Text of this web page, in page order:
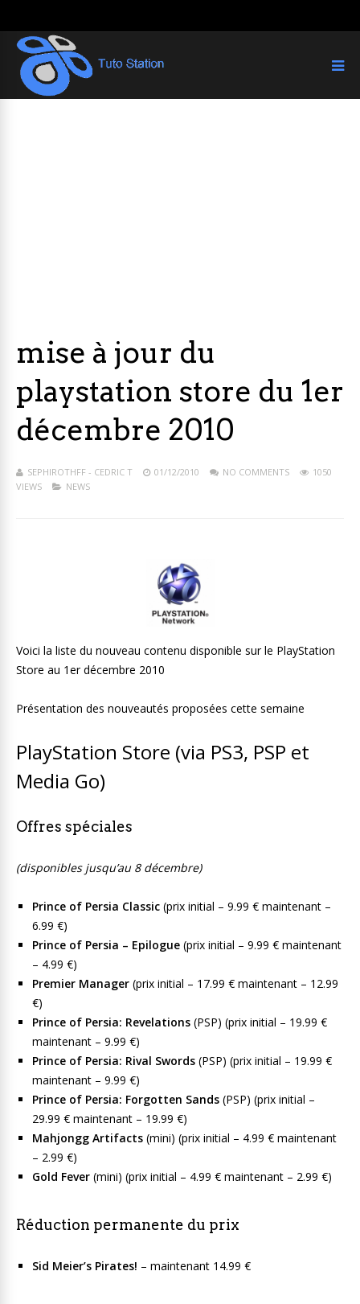
mise à jour du
playstation store du 1er
décembre 2010
SEPHIROTHFF - CEDRIC T 01/12/2010 NO COMMENTS
1050
VIEWS
NEWS
Voici la liste du nouveau contenu disponible sur le PlayStation
Store au 1er décembre 2010
Présentation des nouveautés proposées cette semaine
PlayStation Store (via PS3, PSP et
Media Go)
Offres spéciales
(disponibles jusqu’au 8 décembre)
Prince of Persia Classic (prix initial – 9.99 € maintenant –
6.99 €)
Prince of Persia – Epilogue (prix initial – 9.99 € maintenant
– 4.99 €)
Premier Manager (prix initial – 17.99 € maintenant – 12.99
€)
Prince of Persia: Revelations (PSP) (prix initial – 19.99 €
maintenant – 9.99 €)
Prince of Persia: Rival Swords (PSP) (prix initial – 19.99 €
maintenant – 9.99 €)
Prince of Persia: Forgotten Sands (PSP) (prix initial –
29.99 € maintenant – 19.99 €)
Mahjongg Artifacts (mini) (prix initial – 4.99 € maintenant
– 2.99 €)
Gold Fever (mini) (prix initial – 4.99 € maintenant – 2.99 €)
Réduction permanente du prix
Sid Meier’s Pirates! – maintenant 14.99 €